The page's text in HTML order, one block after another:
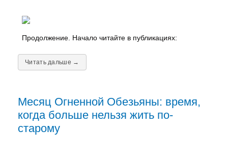
Продолжение. Начало читайте в публикациях:
Читать дальше →
Месяц Огненной Обезьяны: время,
когда больше нельзя жить по-
старому